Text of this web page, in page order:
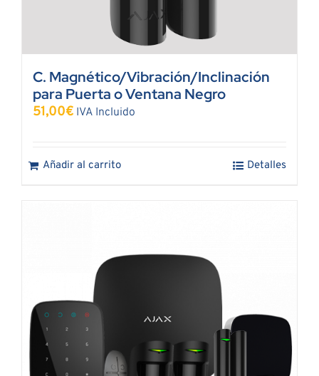
C. Magnético/Vibración/Inclinación
para Puerta o Ventana Negro
51,00€ IVA Incluido
Añadir al carrito Detalles